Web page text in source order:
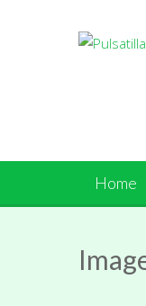
Home